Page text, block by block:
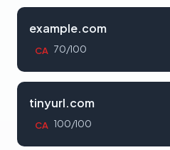
example.com
CA 70/100
tinyurl.com
CA 100/100